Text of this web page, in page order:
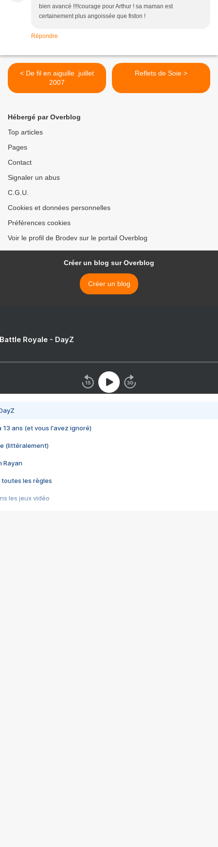
bien avancé !!!!courage pour Arthur ! sa maman est
certainement plus angoissée que fiston !
Répondre
< De fil en aiguille .juillet
2007
Reflets de Soie >
Hébergé par Overblog
Top articles
Pages
Contact
Signaler un abus
C.G.U.
Cookies et données personnelles
Préférences cookies
Voir le profil de Brodev sur le portail Overblog
Créer un blog sur Overblog
Créer un blog
Royale - DayZ
13 ans (et vous l'avez ignoré)
(littéralement)
Rayan
toutes les règles
les jeux vidéo